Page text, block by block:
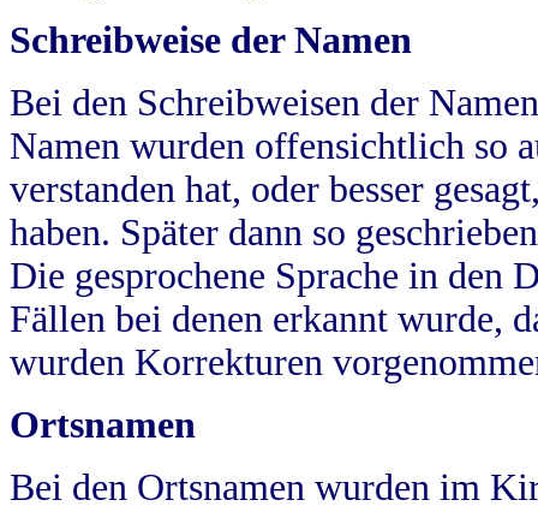
Schreibweise der Namen
Bei den Schreibweisen der
Namen wurden offensichtlich so
verstanden hat, oder besser
haben. Später dann so
Die gesprochene Sprache in
Fällen bei denen erkannt wurde,
wurden Korrekturen
Ortsnamen
Bei den Ortsnamen wurden im